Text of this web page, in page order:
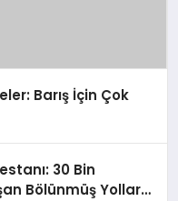
Barış İçin Çok
30 Bin
Bölünmüş Yollar